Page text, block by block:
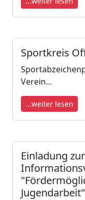
Sportkreis
Verein...
...weiter lesen
Einladung zur